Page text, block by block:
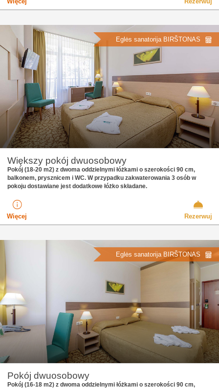
Eglės sanatorija BIRŠTONAS
Większy pokój dwuosobowy
Pokój (18-20 m2) z dwoma oddzielnymi łóżkami o szerokości 90 cm,
balkonem, prysznicem i WC. W przypadku zakwaterowania 3 osób w
pokoju dostawiane jest dodatkowe łóżko składane.
Więcej Rezerwuj
Eglės sanatorija BIRŠTONAS
Pokój dwuosobowy
Pokój (16-18 m2) z dwoma oddzielnymi łóżkami o szerokości 90 cm,